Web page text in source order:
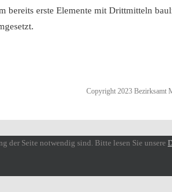
bereits erste Elemente mit Drittmitteln
Copyright 2023 Bezirksamt
der Seite notwendig sind. Bitte lesen Sie unsere